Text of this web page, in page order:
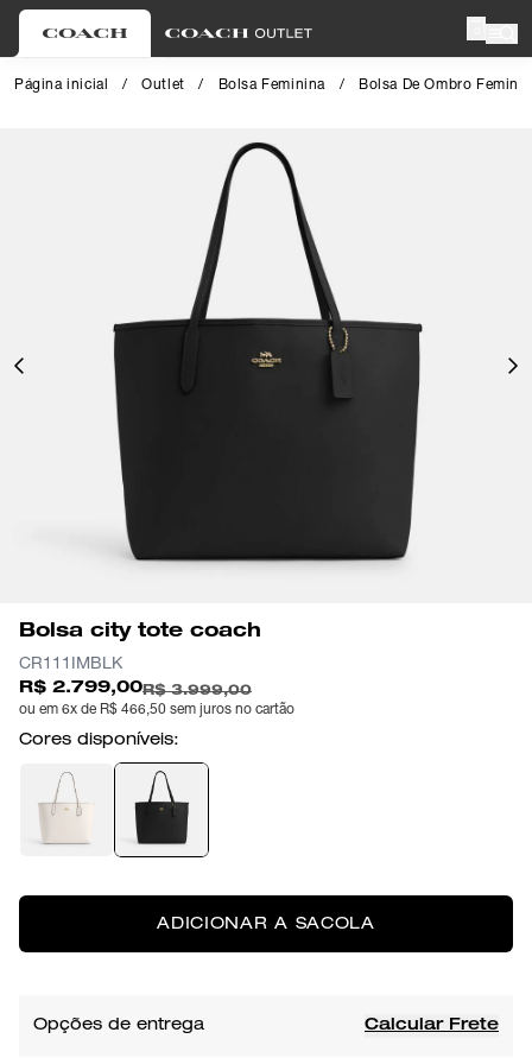
Página inicial / Outlet / Bolsa Feminina / Bolsa De Ombro
Bolsa city tote coach
CR111IMBLK
R$ 2.799,00R$ 3.999,00
ou em 6x de R$ 466,50 sem juros no cartão
Cores disponíveis:
ADICIONAR A SACOLA
Opções de entrega Calcular Frete